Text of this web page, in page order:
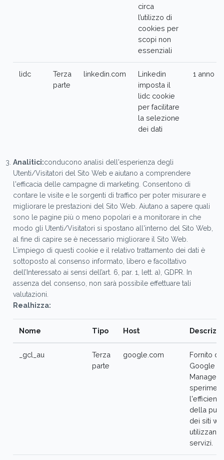
circa
l’utilizzo di
cookies per
scopi non
essenziali
lidc
Terza
parte
linkedin.com
Linkedin
imposta il
lidc cookie
per facilitare
la selezione
dei dati
1 anno
Analitici:conducono analisi dell'esperienza degli
Utenti/Visitatori del Sito Web e aiutano a comprendere
l'efficacia delle campagne di marketing. Consentono di
contare le visite e le sorgenti di traffico per poter misurare e
migliorare le prestazioni del Sito Web. Aiutano a sapere quali
sono le pagine più o meno popolari e a monitorare in che
modo gli Utenti/Visitatori si spostano all'interno del Sito Web,
al fine di capire se è necessario migliorare il Sito Web.
L’impiego di questi cookie e il relativo trattamento dei dati è
sottoposto al consenso informato, libero e facoltativo
dell’Interessato ai sensi dell’art. 6, par. 1, lett. a), GDPR. In
assenza del consenso, non sarà possibile effettuare tali
valutazioni.
Realhizza:
Nome Tipo Host
_gcl_au
Terza
parte
google.com
Fornito da
Google
Manager
della
dei siti
utilizzano
servizi.